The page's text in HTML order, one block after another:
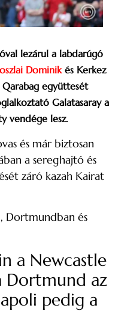
lezárul a labdarúgó
Dominikés Kerkez
együttesét
Galatasaray a
vendége lesz.
és már biztosan
a sereghajtó és
záró kazah Kairat
Dortmundban és
a Newcastle
Dortmund az
pedig a